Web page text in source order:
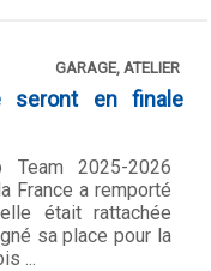
GARAGE, ATELIER
seront en finale
2025-2026
France a remporté
était rattachée
sa place pour la
...